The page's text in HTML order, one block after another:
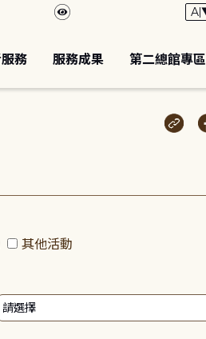
務 服務成果 第二總館專區
其他活動